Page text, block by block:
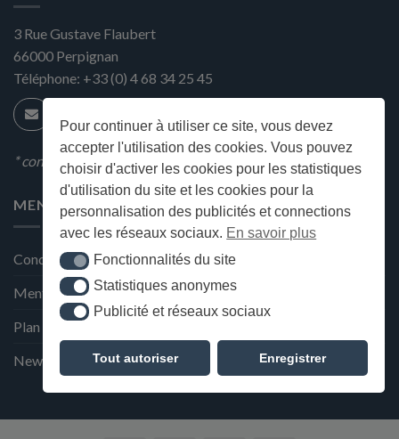
Pour continuer à utiliser ce site, vous devez
accepter l'utilisation des cookies. Vous pouvez
choisir d'activer les cookies pour les statistiques
d'utilisation du site et les cookies pour la
personnalisation des publicités et connections
avec les réseaux sociaux. En savoir plus
Fonctionnalités du site
Fonctionnalités du site
Statistiques anonymes
Statistiques anonymes
Publicité et réseaux sociaux
Publicité et réseaux sociaux
Tout autoriser Enregistrer
3 Rue Gustave Flaubert
66000 Perpignan
Téléphone: +33 (0) 4 68 34 25 45
* condition en magasin
MENU
Conditions générales de ventes
Mentions Légales et Politique de confidentialité
Plan du site
Newsletter de la Maison Deffès